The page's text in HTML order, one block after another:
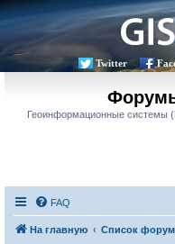
Twitter
Геоинформационные системы
FAQ
На главную Список